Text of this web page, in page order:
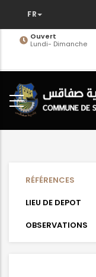
contenuOuvert
Lundi- Dimanche
RÉFÉRENCES
LIEU DE DEPOT
OBSERVATIONS